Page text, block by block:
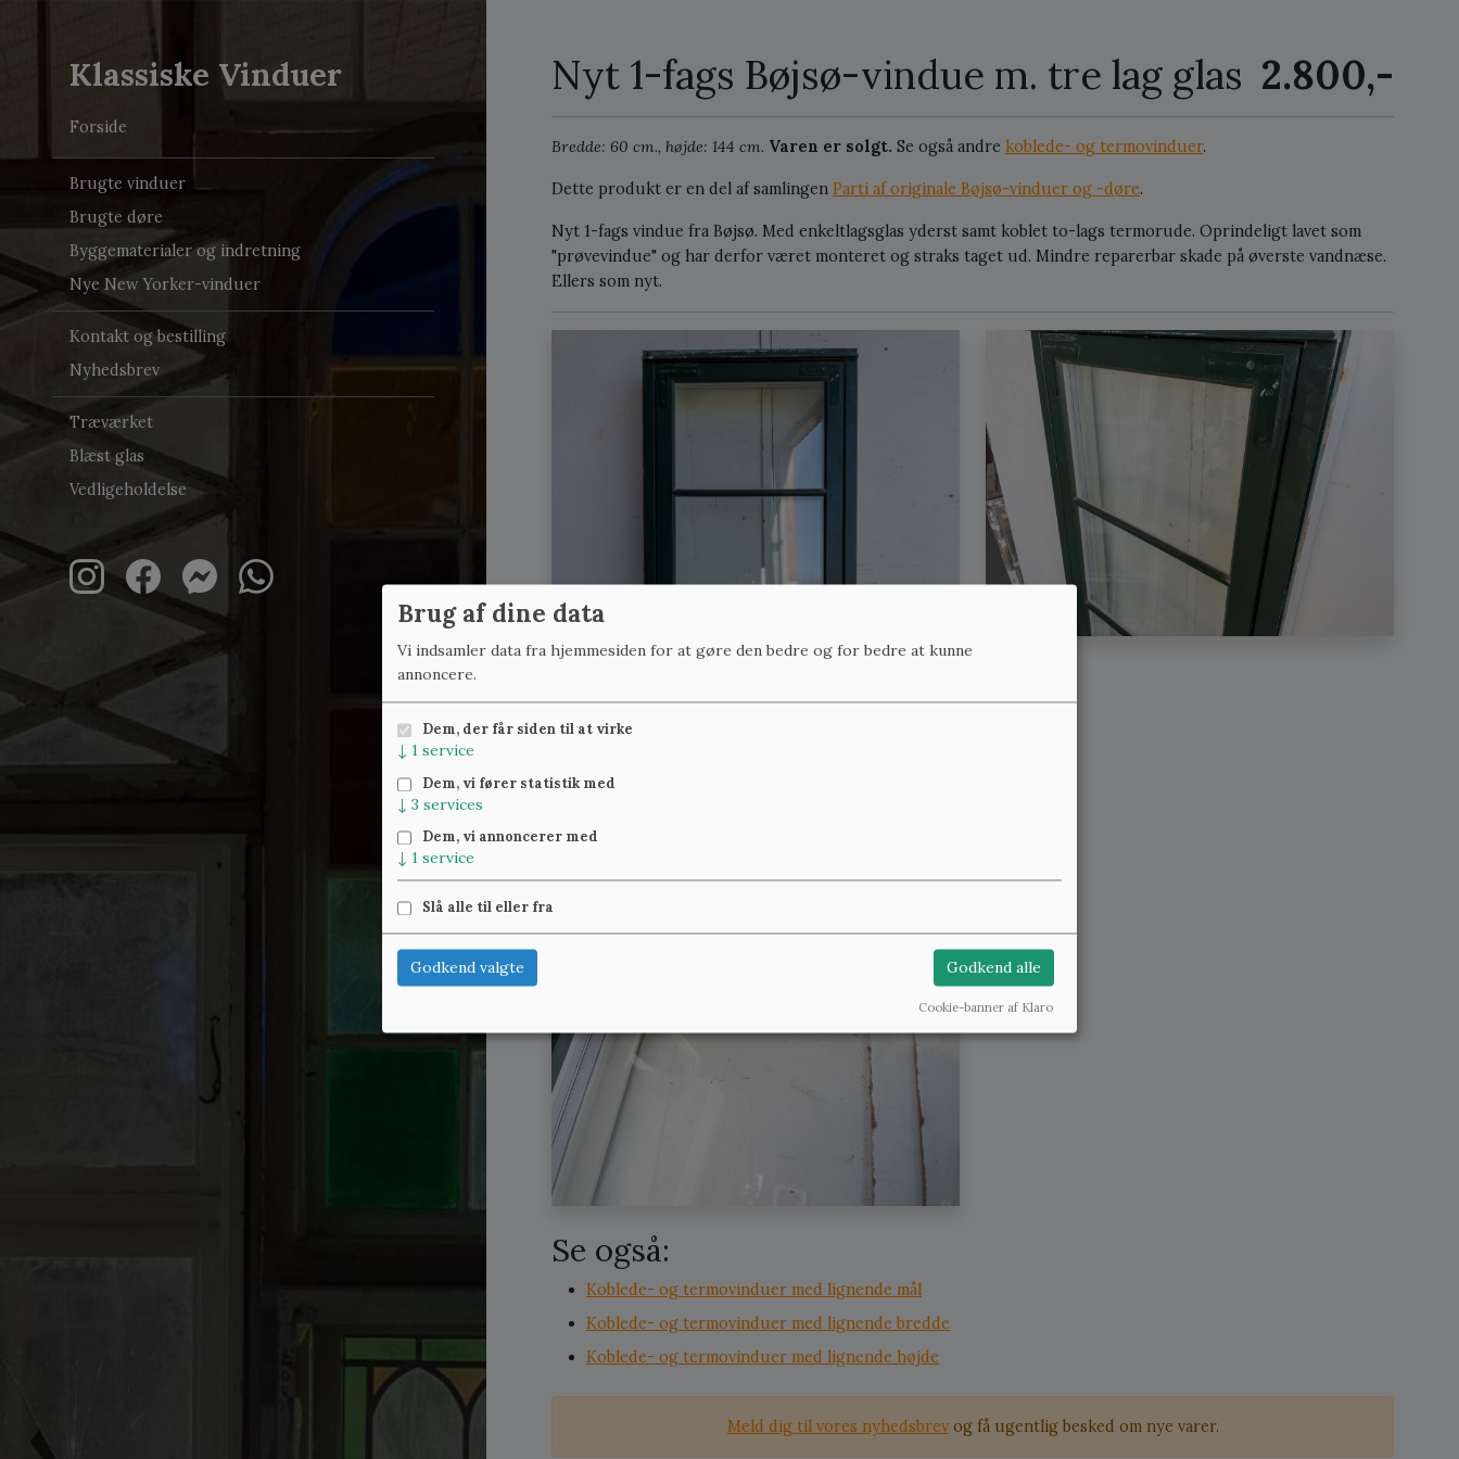
Klassiske Vinduer
Forside
Brugte vinduer
Brugte døre
Byggematerialer og indretning
Nye New Yorker-vinduer
Kontakt og bestilling
Nyhedsbrev
Træværket
Blæst glas
Vedligeholdelse
Nyt 1-fags Bøjsø-vindue m. tre lag glas 2.800,-
Bredde: 60 cm., højde: 144 cm. Varen er solgt. Se også andre koblede- og termovinduer.
Dette produkt er en del af samlingen Parti af originale Bøjsø-vinduer og -døre.
Nyt 1-fags vindue fra Bøjsø. Med enkeltlagsglas yderst samt koblet to-lags termorude. Oprindeligt lavet som
"prøvevindue" og har derfor været monteret og straks taget ud. Mindre reparerbar skade på øverste vandnæse.
Ellers som nyt.
Se også:
Koblede- og termovinduer med lignende mål
Koblede- og termovinduer med lignende bredde
Koblede- og termovinduer med lignende højde
Meld dig til vores nyhedsbrevog få ugentlig besked om nye varer.
Brug af dine data
Vi indsamler data fra hjemmesiden for at gøre den bedre og for bedre at kunne
annoncere.
Dem, der får siden til at virke
↓ 1 service
Dem, vi fører statistik med
↓ 3 services
Dem, vi annoncerer med
↓ 1 service
Slå alle til eller fra
Godkend valgte Godkend alle
Cookie-banner af Klaro